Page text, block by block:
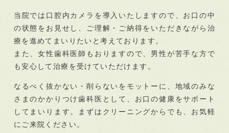
当院では口腔内カメラを導入いたしますので、お口の中
の状態をお見せし、ご理解・ご納得をいただきながら治
療を進めてまいりたいと考えております。
また、女性歯科医師もおりますので、男性が苦手な方で
も安心して治療を受けていただけます。
なるべく抜かない・削らないをモットーに、地域のみな
さまのかかりつけ歯科医として、お口の健康をサポート
してまいります。まずはクリーニングからでも、お気軽
にご来院ください。